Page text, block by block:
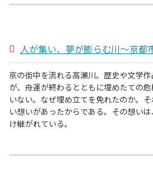
人が集い、夢が膨らむ川～京都
京の街中を流れる高瀬川。歴史や文学
が、舟運が終わるとともに埋めたての
いない。なぜ埋め立てを免れたのか。
い想いがあったからである。その想い
け継がれている。